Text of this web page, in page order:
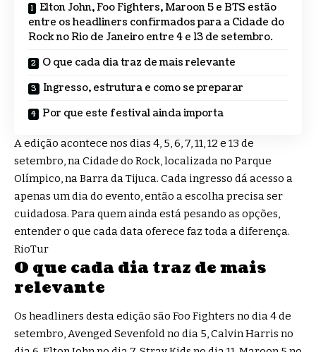
Elton John, Foo Fighters, Maroon 5 e BTS estão
entre os headliners confirmados para a Cidade do
Rock no Rio de Janeiro entre 4 e 13 de setembro.
O que cada dia traz de mais relevante
Ingresso, estrutura e como se preparar
Por que este festival ainda importa
A edição acontece nos dias 4, 5, 6, 7, 11, 12 e 13 de
setembro, na Cidade do Rock, localizada no Parque
Olímpico, na Barra da Tijuca. Cada ingresso dá acesso a
apenas um dia do evento, então a escolha precisa ser
cuidadosa. Para quem ainda está pesando as opções,
entender o que cada data oferece faz toda a diferença.
RioTur
O que cada dia traz de mais
relevante
Os headliners desta edição são Foo Fighters no dia 4 de
setembro, Avenged Sevenfold no dia 5, Calvin Harris no